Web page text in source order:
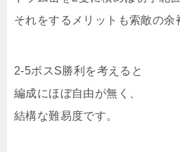
それをするメリットも索敵の余
2-5ボスS勝利を考えると
編成にほぼ自由が無く、
結構な難易度です。